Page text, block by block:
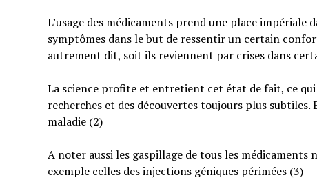
L’usage des médicaments prend une place
symptômes dans le but de ressentir un certain
autrement dit, soit ils reviennent par crises dans
La science profite et entretient cet état de fait, ce qui
recherches et des découvertes toujours plus
maladie (2)
A noter aussi les gaspillage de tous les médicaments
exemple celles des injections géniques périmées (3)